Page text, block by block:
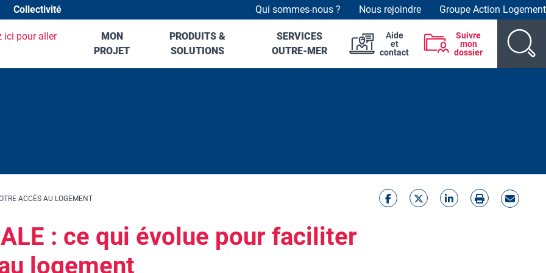
Collectivité Header top links
Qui sommes-nous ? Nous rejoindre Groupe Action Logement
MON
PROJET
PRODUITS &
SOLUTIONS
SERVICES
OUTRE-MER
Aide
et
contact
Suivre
mon
dossier
ACCÈS AU LOGEMENT
: ce qui évolue pour faciliter
logement